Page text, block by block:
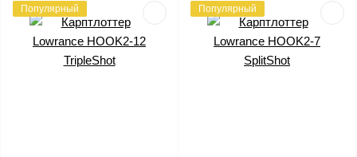
Популярный Популярный